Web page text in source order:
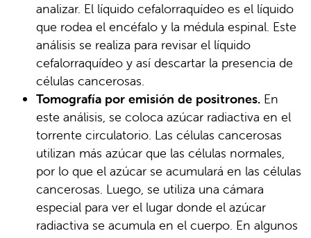
analizar. El líquido cefalorraquídeo es el líquido
que rodea el encéfalo y la médula espinal. Este
análisis se realiza para revisar el líquido
cefalorraquídeo y así descartar la presencia de
células cancerosas.
Tomografía por emisión de positrones. En
este análisis, se coloca azúcar radiactiva en el
torrente circulatorio. Las células cancerosas
utilizan más azúcar que las células normales,
por lo que el azúcar se acumulará en las células
cancerosas. Luego, se utiliza una cámara
especial para ver el lugar donde el azúcar
radiactiva se acumula en el cuerpo. En algunos